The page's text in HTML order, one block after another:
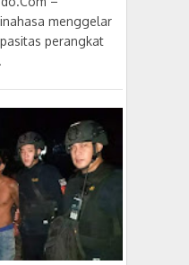
menggelar
perangkat